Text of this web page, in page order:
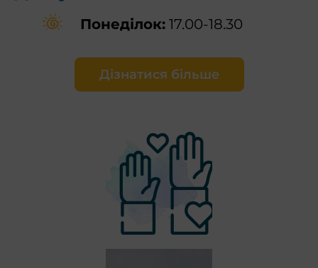
Понеділок: 17.00-18.30
Дізнатися більше